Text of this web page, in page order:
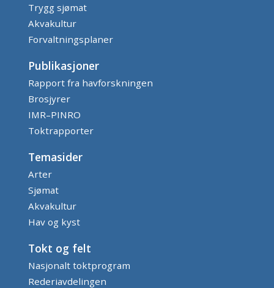
Trygg sjømat
Akvakultur
Forvaltningsplaner
Publikasjoner
Rapport fra havforskningen
Brosjyrer
IMR–PINRO
Toktrapporter
Temasider
Arter
Sjømat
Akvakultur
Hav og kyst
Tokt og felt
Nasjonalt toktprogram
Rederiavdelingen